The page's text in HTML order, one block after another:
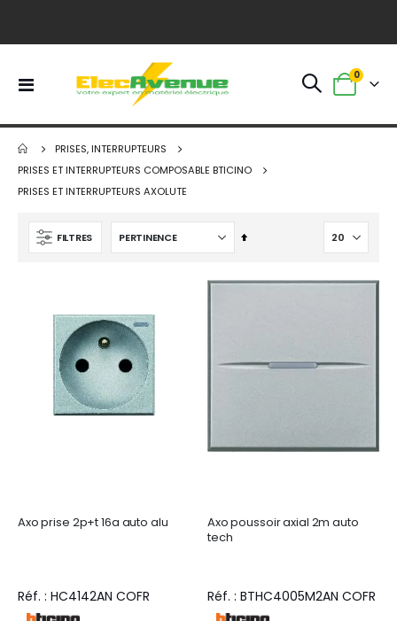
Basculer
Panier
0
PRISES, INTERRUPTEURS
PRISES ET INTERRUPTEURS COMPOSABLE BTICINO
PRISES ET INTERRUPTEURS AXOLUTE
FILTRES
Par
Axo prise 2p+t 16a auto alu
Réf. : HC4142AN COFR
Axo poussoir axial 2m auto
tech
Réf. : BTHC4005M2AN COFR